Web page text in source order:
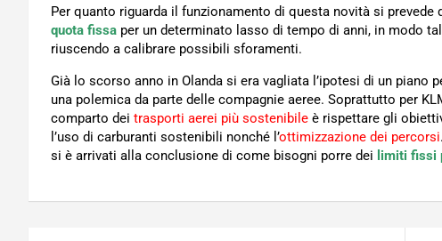
Per quanto riguarda il funzionamento di questa novità si prevede
quota fissa per un determinato lasso di tempo di anni, in modo
riuscendo a calibrare possibili sforamenti.
Già lo scorso anno in Olanda si era vagliata l’ipotesi di un
una polemica da parte delle compagnie aeree. Soprattutto per
comparto dei trasporti aerei più sostenibile è rispettare gli
l’uso di carburanti sostenibili nonché l’ottimizzazione dei percorsi
si è arrivati alla conclusione di come bisogni porre dei limiti fissi